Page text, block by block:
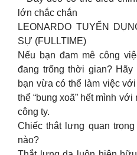
lớn chắc chắn
LEONARDO TUYỂN
SỰ (FULLTIME)
Nếu bạn đam mê công
đang trống thời gian?
bạn vừa có thể làm việc
thể “bung xoã” hết mình
công ty.
Chiếc thắt lưng quan
nào?